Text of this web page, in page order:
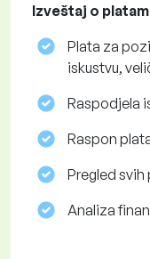
Izveštaj o
Plata za
iskustvu,
Raspodjela
Raspon
Pregled
Analiza